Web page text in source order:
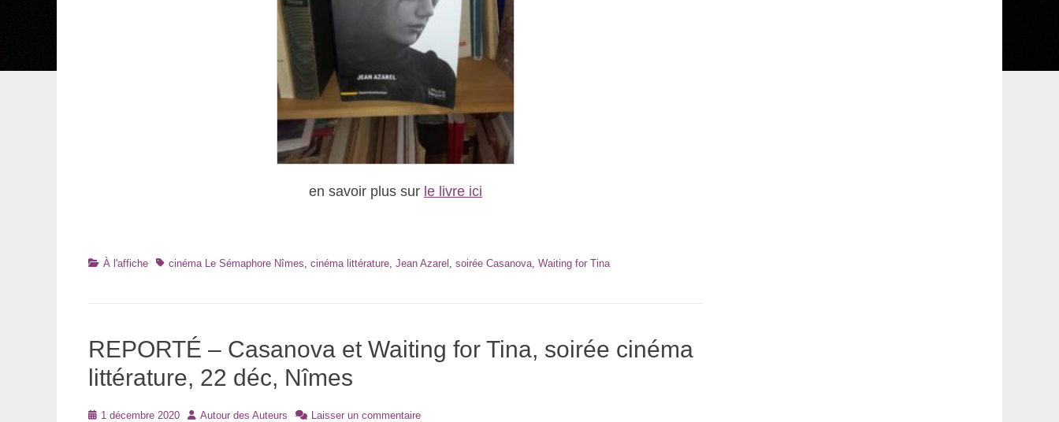
en savoir plus sur le livre ici
Catégories
À l'affiche Tagscinéma Le Sémaphore Nîmes, cinéma littérature, Jean Azarel , soirée Casanova, Waiting for Tina
REPORTÉ – Casanova et Waiting for Tina, soirée cinéma
littérature, 22 déc, Nîmes
Posté1 décembre 2020 Auteur
Autour des Auteurs Laisser un commentaire